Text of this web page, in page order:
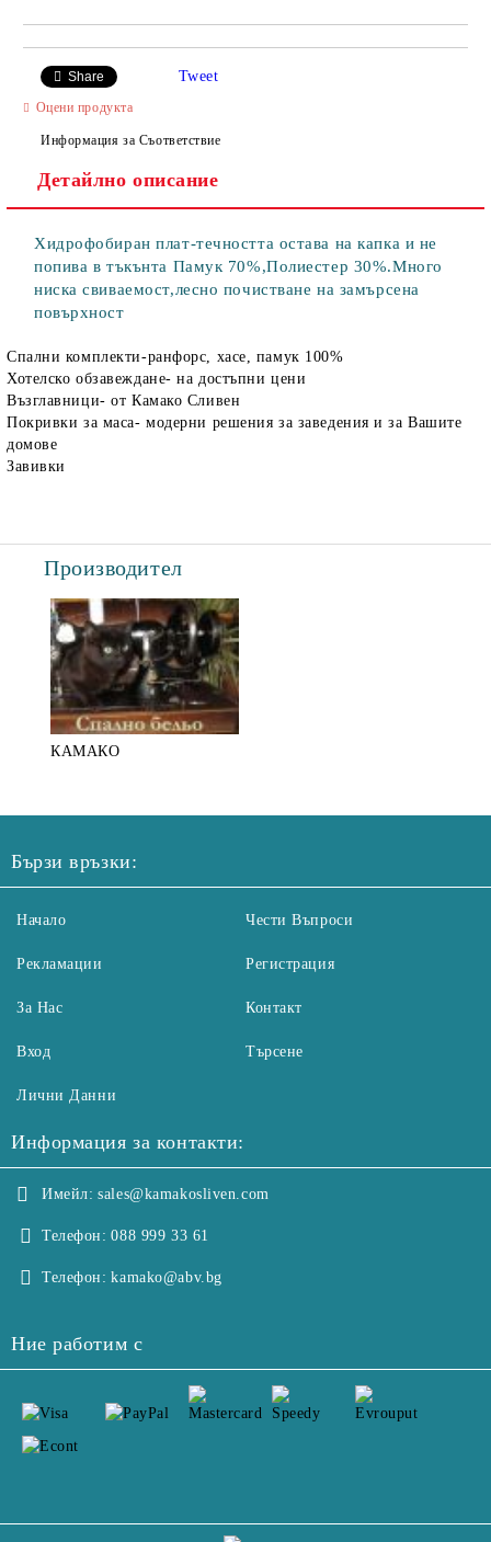
Share Tweet
Оцени продукта
Информация за Съответствие
Детайлно описание
Хидрофобиран плат-течността остава на капка и не
попива в тъкънта Памук 70%,Полиестер 30%.Много
ниска свиваемост,лесно почистване на замърсена
повърхност
Спални комплекти-ранфорс, хасе, памук 100%
Хотелско обзавеждане- на достъпни цени
Възглавници- от Камако Сливен
Покривки за маса- модерни решения за заведения и за Вашите
домове
Завивки
Производител
КАМАКО
Бързи връзки:
Начало
Рекламации
За Нас
Вход
Чести Въпроси
Регистрация
Контакт
Търсене
Лични Данни
Информация за контакти:
Имейл: sales@kamakosliven.com
Телефон: 088 999 33 61
Телефон: kamako@abv.bg
Ние работим с